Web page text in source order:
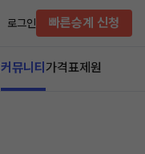
로그인 빠른승계 신청
커뮤니티 가격표제원